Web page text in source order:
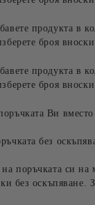
продукта в
броя вноски
продукта в
броя вноски
Ви
без
поръчката си на
без оскъпяване.